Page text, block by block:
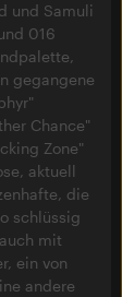
und Samuli
016
gegangene
Chance"
Zone"
aktuell
die
schlüssig
mit
ein von
andere